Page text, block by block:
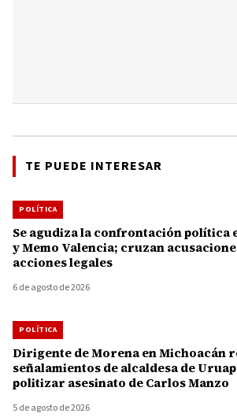
TE PUEDE INTERESAR
POLÍTICA
Se agudiza la confrontación política
y Memo Valencia; cruzan
acciones legales
6 de agosto de 2026
POLÍTICA
Dirigente de Morena en Michoacán
señalamientos de alcaldesa de
politizar asesinato de Carlos Manzo
5 de agosto de 2026